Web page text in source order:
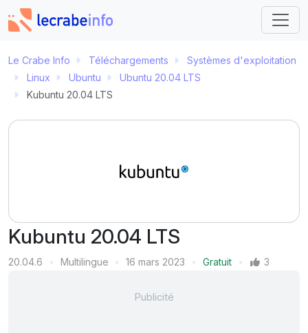
Le Crabe Info Téléchargements
Systèmes d'exploitation
Linux
Ubuntu
Ubuntu 20.04 LTS
Kubuntu 20.04 LTS
Kubuntu 20.04 LTS
Version
20.04.6
Multilingue
16 mars 2023
Gratuit
3